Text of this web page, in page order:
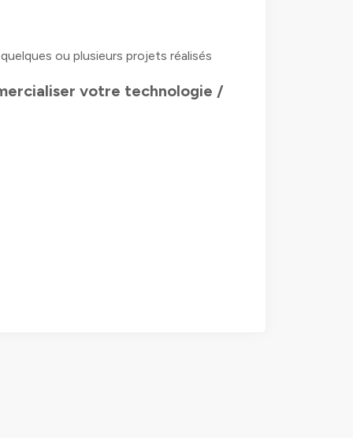
ou plusieurs projets réalisés
votre technologie /